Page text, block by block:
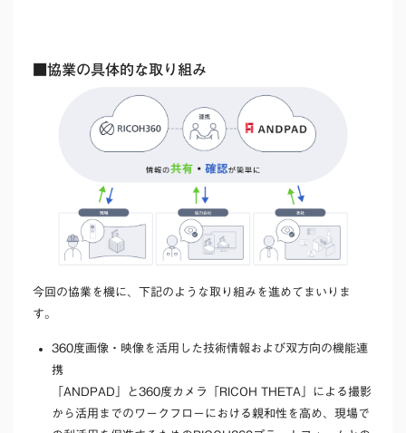
■協業の具体的な取り組み
今回の協業を機に、下記のような取り組みを進めてまいりま
す。
360度画像・映像を活用した技術情報および双方向の機能連
携
「ANDPAD」と360度カメラ「RICOH THETA」による撮影
から活用までのワークフローにおける親和性を高め、現場で